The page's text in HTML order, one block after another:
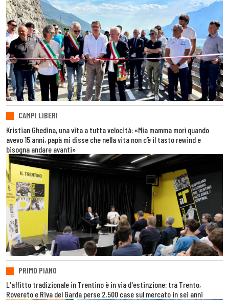
CAMPI LIBERI
Kristian Ghedina, una vita a tutta velocità: «Mia mamma morì quando
avevo 15 anni, papà mi disse che nella vita non c’è il tasto rewind e
bisogna andare avanti»
PRIMO PIANO
L'affitto tradizionale in Trentino è in via d'estinzione: tra Trento,
Rovereto e Riva del Garda perse 2.500 case sul mercato in sei anni